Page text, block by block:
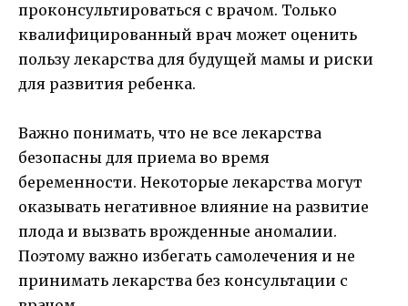
проконсультироваться с врачом. Только
квалифицированный врач может оценить
пользу лекарства для будущей мамы и риски
для развития ребенка.
Важно понимать, что не все лекарства
безопасны для приема во время
беременности. Некоторые лекарства могут
оказывать негативное влияние на развитие
плода и вызвать врожденные аномалии.
Поэтому важно избегать самолечения и не
принимать лекарства без консультации с